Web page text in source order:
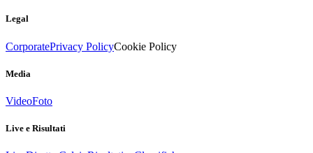
Legal
CorporatePrivacy PolicyCookie Policy
Media
VideoFoto
Live e Risultati